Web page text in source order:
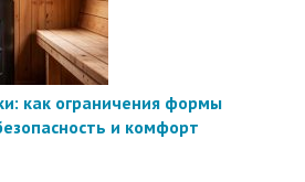
как ограничения формы
и комфорт